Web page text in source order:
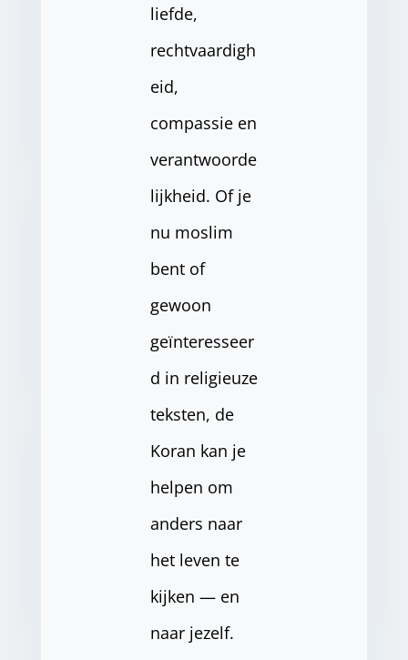
liefde,
rechtvaardigh
eid,
compassie en
verantwoorde
lijkheid. Of je
nu moslim
bent of
gewoon
geïnteresseer
d in religieuze
teksten, de
Koran kan je
helpen om
anders naar
het leven te
kijken — en
naar jezelf.